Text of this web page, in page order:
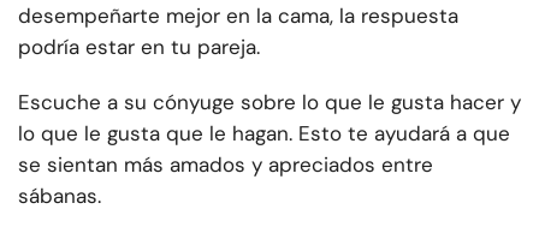
desempeñarte mejor en la cama, la respuesta
podría estar en tu pareja.
Escuche a su cónyuge sobre lo que le gusta hacer y
lo que le gusta que le hagan. Esto te ayudará a que
se sientan más amados y apreciados entre
sábanas.